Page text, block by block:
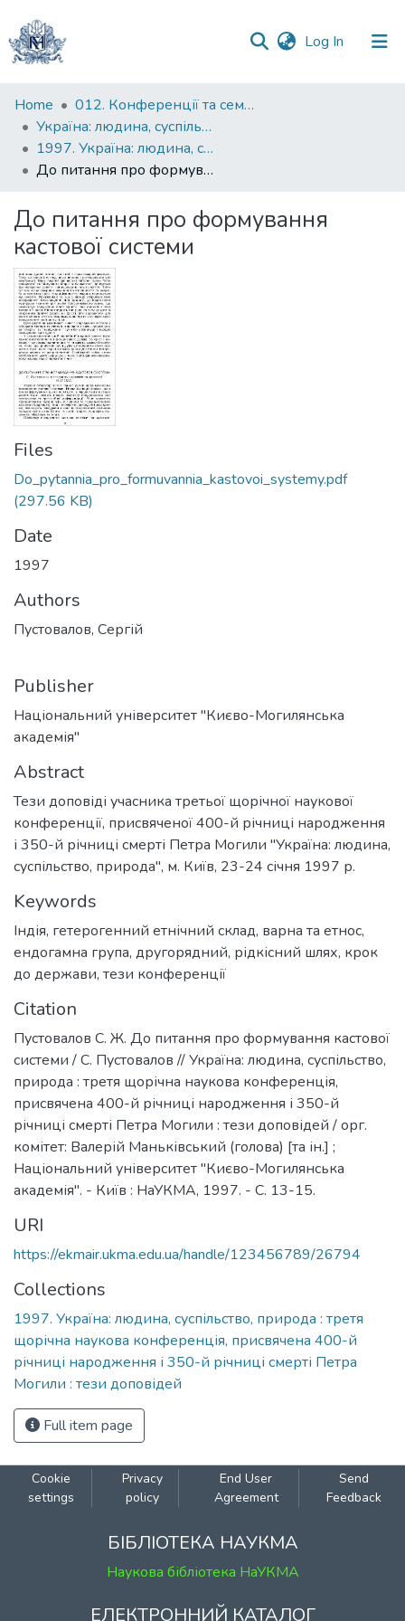
Log In (current)
Communities
&
Collections
All of DSpace
Statistics
Home
012. Конференції та семінари НаУКМА
Україна: людина, суспільство, природа : щорічна наукова конференція
1997. Україна: людина, суспільство, природа : третя щорічна наукова конференція, присвячена 400-й річниці народження і 350-й річниці смерті Петра Могили : тези доповідей
До питання про формування кастової системи
До питання про формування
кастової системи
Files
Do_pytannia_pro_formuvannia_kastovoi_systemy.pdf
(297.56 KB)
Date
1997
Authors
Пустовалов, Сергій
Publisher
Національний університет "Києво-Могилянська
академія"
Abstract
Тези доповіді учасника третьої щорічної наукової
конференції, присвяченої 400-й річниці народження
і 350-й річниці смерті Петра Могили "Україна: людина,
суспільство, природа", м. Київ, 23-24 січня 1997 р.
Keywords
Індія, гетерогенний етнічний склад, варна та етнос,
ендогамна група, другорядний, рідкісний шлях, крок
до держави, тези конференції
Citation
Пустовалов С. Ж. До питання про формування кастової
системи / С. Пустовалов // Україна: людина, суспільство,
природа : третя щорічна наукова конференція,
присвячена 400-й річниці народження і 350-й
річниці смерті Петра Могили : тези доповідей / орг.
комітет: Валерій Маньківський (голова) [та ін.] ;
Національний університет "Києво-Могилянська
академія". - Київ : НаУКМА, 1997. - С. 13-15.
URI
https://ekmair.ukma.edu.ua/handle/123456789/26794
Collections
1997. Україна: людина, суспільство, природа : третя
щорічна наукова конференція, присвячена 400-й
річниці народження і 350-й річниці смерті Петра
Могили : тези доповідей
Full item page
Cookie
settings
Privacy
policy
End User
Agreement
Send
Feedback
БІБЛІОТЕКА НАУКМА
Наукова бібліотека НаУКМА
ЕЛЕКТРОННИЙ КАТАЛОГ